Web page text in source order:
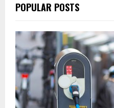
POPULAR POSTS